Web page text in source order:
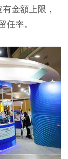
金額上限，
率。